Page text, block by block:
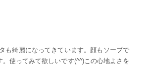
も綺麗になってきています。顔もソープで
使ってみて欲しいです(^^)この心地よさを